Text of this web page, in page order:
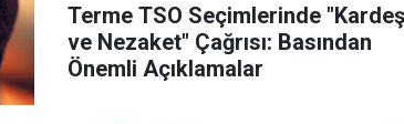
Terme TSO Seçimlerinde
ve Nezaket" Çağrısı: Basından
Önemli Açıklamalar